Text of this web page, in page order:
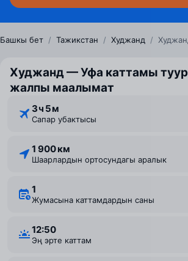
Башкы бет / Тажикстан / Худжанд /
Худжанд — Уфа каттамы
жалпы маалымат
3 ⁠ч 5 ⁠м
Сапар убактысы
1 900 км
Шаарлардын ортосундагы аралык
1
Жумасына каттамдардын саны
12:50
Эң эрте каттам